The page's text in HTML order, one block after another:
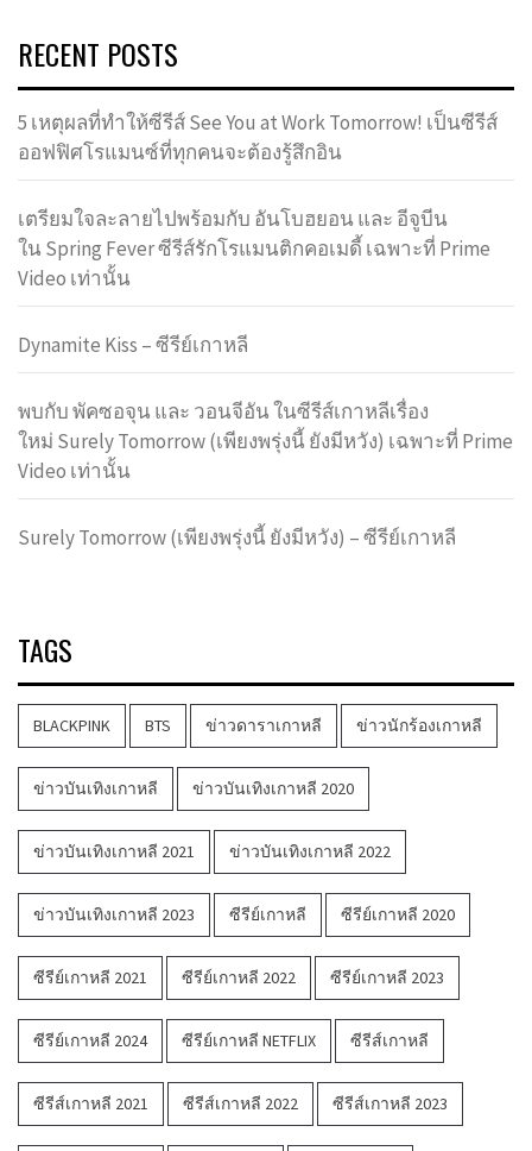
RECENT POSTS
5 เหตุผลที่ทำให้ซีรีส์ See You at Work Tomorrow! เป็นซีรีส์
ออฟฟิศโรแมนซ์ที่ทุกคนจะต้องรู้สึกอิน
เตรียมใจละลายไปพร้อมกับ อันโบฮยอน และ อีจูบีน
ใน Spring Fever ซีรีส์รักโรแมนติกคอเมดี้ เฉพาะที่ Prime
Video เท่านั้น
Dynamite Kiss – ซีรีย์เกาหลี
พบกับ พัคซอจุน และ วอนจีอัน ในซีรีส์เกาหลีเรื่อง
ใหม่ Surely Tomorrow (เพียงพรุ่งนี้ ยังมีหวัง) เฉพาะที่ Prime
Video เท่านั้น
Surely Tomorrow (เพียงพรุ่งนี้ ยังมีหวัง) – ซีรีย์เกาหลี
TAGS
BLACKPINK BTS ข่าวดาราเกาหลี ข่าวนักร้องเกาหลี
ข่าวบันเทิงเกาหลี ข่าวบันเทิงเกาหลี 2020
ข่าวบันเทิงเกาหลี 2021 ข่าวบันเทิงเกาหลี 2022
ข่าวบันเทิงเกาหลี 2023 ซีรีย์เกาหลี ซีรีย์เกาหลี 2020
ซีรีย์เกาหลี 2021 ซีรีย์เกาหลี 2022 ซีรีย์เกาหลี 2023
ซีรีย์เกาหลี 2024 ซีรีย์เกาหลี NETFLIX ซีรีส์เกาหลี
ซีรีส์เกาหลี 2021 ซีรีส์เกาหลี 2022 ซีรีส์เกาหลี 2023